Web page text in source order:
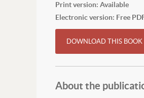
Print version: Available
Electronic version: Free
DOWNLOAD THIS BOOK
About the